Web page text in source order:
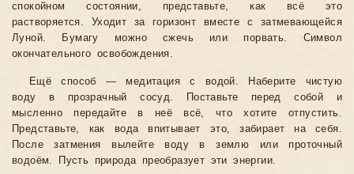
спокойном состоянии, представьте, как всё это
растворяется. Уходит за горизонт вместе с затмевающейся
Луной. Бумагу можно сжечь или порвать. Символ
окончательного освобождения.
Ещё способ — медитация с водой. Наберите чистую
воду в прозрачный сосуд. Поставьте перед собой и
мысленно передайте в неё всё, что хотите отпустить.
Представьте, как вода впитывает это, забирает на себя.
После затмения вылейте воду в землю или проточный
водоём. Пусть природа преобразует эти энергии.